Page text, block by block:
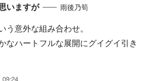
いますが
雨後乃筍
う意外な組み合わせ。
なハートフルな展開にグイグイ引き